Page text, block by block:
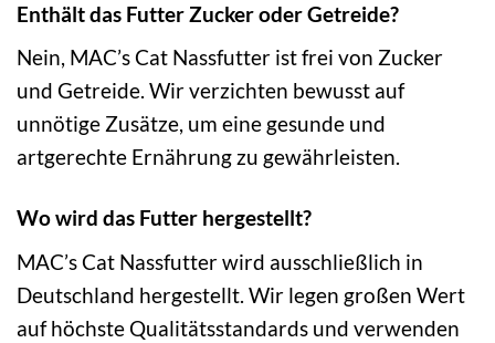
Enthält das Futter Zucker oder Getreide?
Nein, MAC’s Cat Nassfutter ist frei von Zucker
und Getreide. Wir verzichten bewusst auf
unnötige Zusätze, um eine gesunde und
artgerechte Ernährung zu gewährleisten.
Wo wird das Futter hergestellt?
MAC’s Cat Nassfutter wird ausschließlich in
Deutschland hergestellt. Wir legen großen Wert
auf höchste Qualitätsstandards und verwenden